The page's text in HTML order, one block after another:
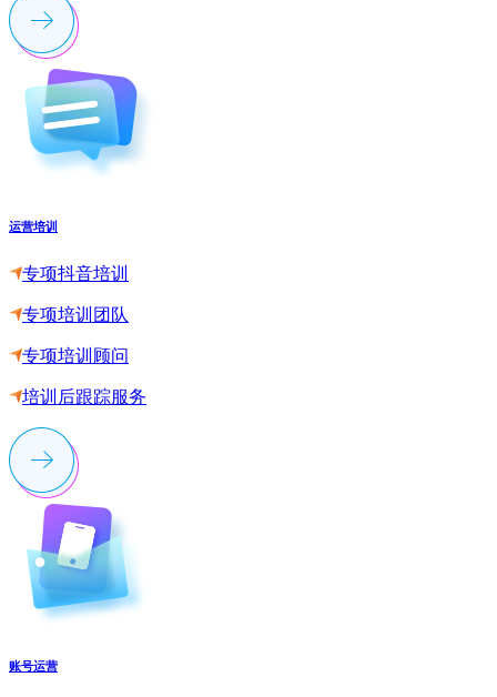
运营培训
专项抖音培训
专项培训团队
专项培训顾问
培训后跟踪服务
账号运营